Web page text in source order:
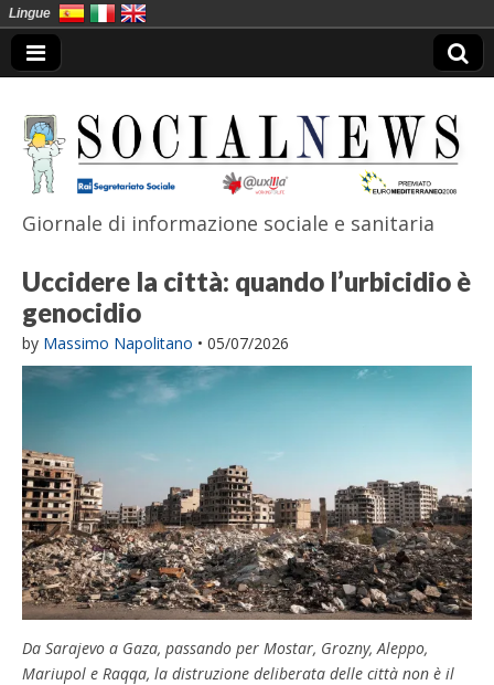
SocialNews
Giornale di informazione sociale e sanitaria
Uccidere la città: quando l’urbicidio è
genocidio
by Massimo Napolitano • 05/07/2026
Da Sarajevo a Gaza, passando per Mostar, Grozny, Aleppo,
Mariupol e Raqqa, la distruzione deliberata delle città non è il
Lingue